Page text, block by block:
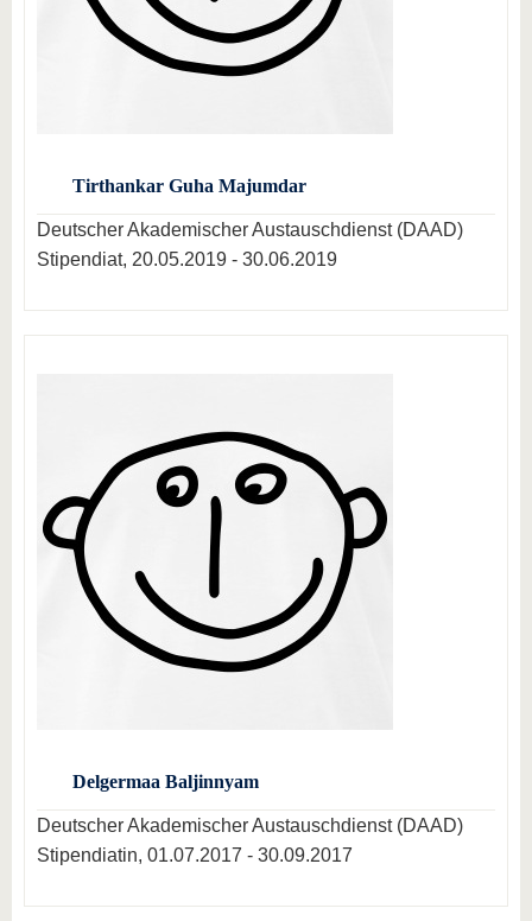
Tirthankar Guha Majumdar
Deutscher Akademischer Austauschdienst (DAAD)
Stipendiat, 20.05.2019 - 30.06.2019
Delgermaa Baljinnyam
Deutscher Akademischer Austauschdienst (DAAD)
Stipendiatin, 01.07.2017 - 30.09.2017